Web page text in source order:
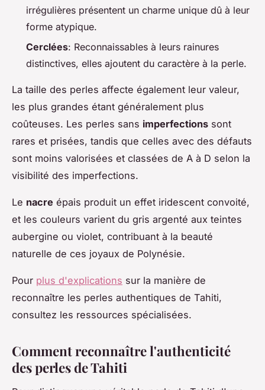
irrégulières présentent un charme unique dû à leur
forme atypique.
Cerclées: Reconnaissables à leurs rainures
distinctives, elles ajoutent du caractère à la perle.
La taille des perles affecte également leur valeur,
les plus grandes étant généralement plus
coûteuses. Les perles sans imperfections sont
rares et prisées, tandis que celles avec des défauts
sont moins valorisées et classées de A à D selon la
visibilité des imperfections.
Le nacre épais produit un effet iridescent convoité,
et les couleurs varient du gris argenté aux teintes
aubergine ou violet, contribuant à la beauté
naturelle de ces joyaux de Polynésie.
Pour plus d'explications sur la manière de
reconnaître les perles authentiques de Tahiti,
consultez les ressources spécialisées.
Comment reconnaître l'authenticité
des perles de Tahiti